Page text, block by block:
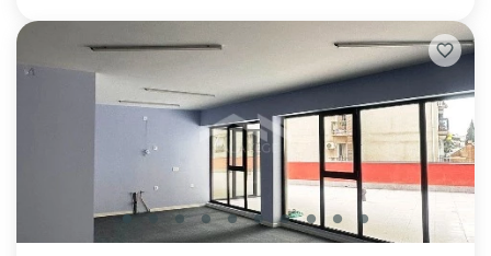
lens lens lens lens lens lens lens lens lens